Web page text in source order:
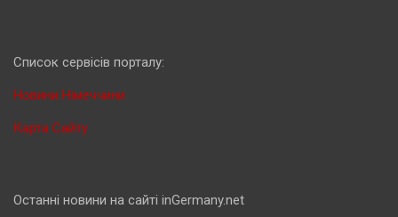
Cписок сервісів порталу:
Новини Німеччини
Карта Сайту
Останні новини на сайті inGermany.net